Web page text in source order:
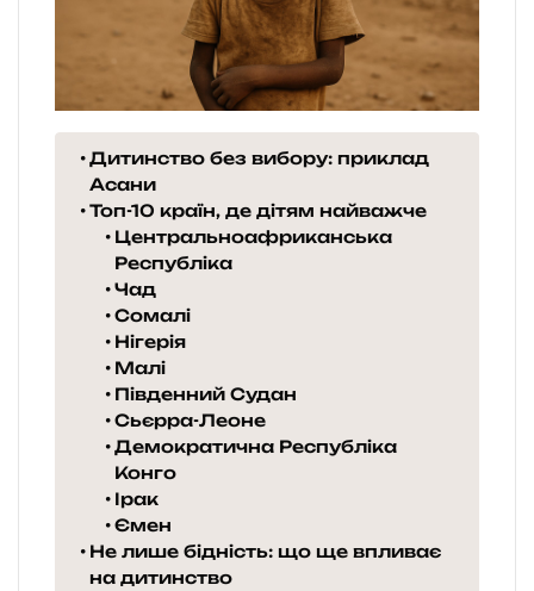
Дитинство без вибору: приклад
Асани
Топ-10 країн, де дітям найважче
Центральноафриканська
Республіка
Чад
Сомалі
Нігерія
Малі
Південний Судан
Сьєрра-Леоне
Демократична Республіка
Конго
Ірак
Ємен
Не лише бідність: що ще впливає
на дитинство